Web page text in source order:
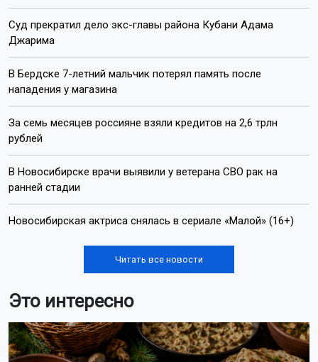
Суд прекратил дело экс-главы района Кубани Адама
Джарима
В Бердске 7-летний мальчик потерял память после
нападения у магазина
За семь месяцев россияне взяли кредитов на 2,6 трлн
рублей
В Новосибирске врачи выявили у ветерана СВО рак на
ранней стадии
Новосибирская актриса снялась в сериале «Малой» (16+)
Читать все новости
Это интересно